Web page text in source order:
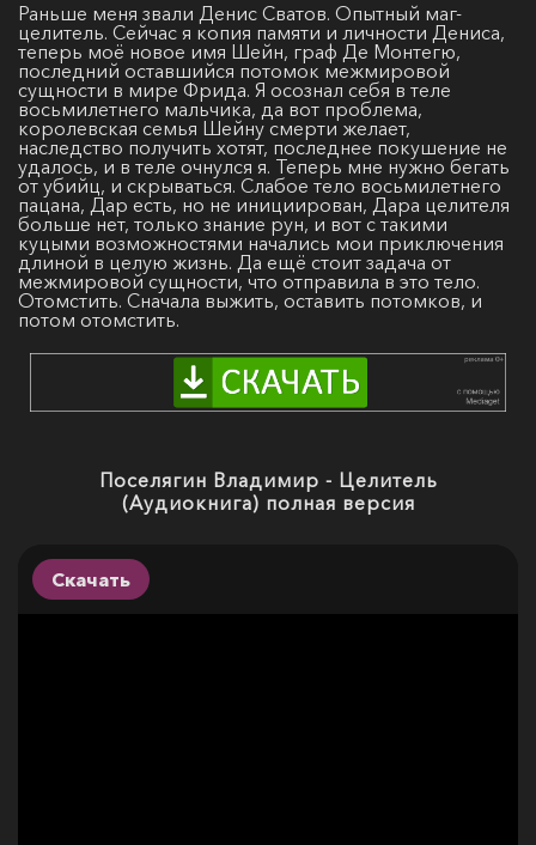
Раньше меня звали Денис Сватов. Опытный маг-
целитель. Сейчас я копия памяти и личности Дениса,
теперь моё новое имя Шейн, граф Де Монтегю,
последний оставшийся потомок межмировой
сущности в мире Фрида. Я осознал себя в теле
восьмилетнего мальчика, да вот проблема,
королевская семья Шейну смерти желает,
наследство получить хотят, последнее покушение не
удалось, и в теле очнулся я. Теперь мне нужно бегать
от убийц, и скрываться. Слабое тело восьмилетнего
пацана, Дар есть, но не инициирован, Дара целителя
больше нет, только знание рун, и вот с такими
куцыми возможностями начались мои приключения
длиной в целую жизнь. Да ещё стоит задача от
межмировой сущности, что отправила в это тело.
Отомстить. Сначала выжить, оставить потомков, и
потом отомстить.
Поселягин Владимир - Целитель
(Аудиокнига) полная версия
Скачать